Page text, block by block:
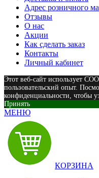
Адрес розничного
Отзывы
О нас
Акции
Как сделать заказ
Контакты
Личный кабинет
Этот веб-сайт использует
пользовательский опыт.
конфиденциальности, чтобы
Принять
МЕНЮ
КОРЗИНА